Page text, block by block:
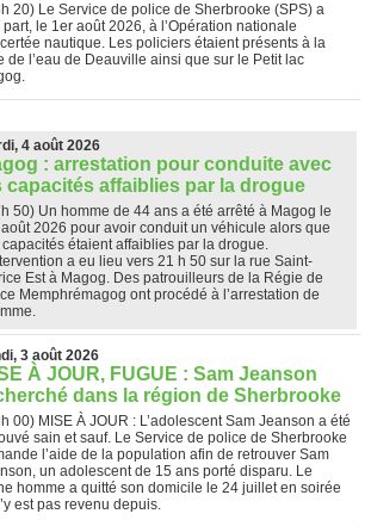
20) Le Service de police de Sherbrooke (SPS) a
part, le 1er août 2026, à l’Opération nationale
nautique. Les policiers étaient présents à la
de l’eau de Deauville ainsi que sur le Petit lac
4 août 2026
: arrestation pour conduite avec
capacités affaiblies par la drogue
50) Un homme de 44 ans a été arrêté à Magog le
2026 pour avoir conduit un véhicule alors que
capacités étaient affaiblies par la drogue.
a eu lieu vers 21 h 50 sur la rue Saint-
Est à Magog. Des patrouilleurs de la Régie de
Memphrémagog ont procédé à l’arrestation de
3 août 2026
À JOUR, FUGUE : Sam Jeanson
dans la région de Sherbrooke
00) MISE À JOUR : L’adolescent Sam Jeanson a été
sain et sauf. Le Service de police de Sherbrooke
l’aide de la population afin de retrouver Sam
un adolescent de 15 ans porté disparu. Le
homme a quitté son domicile le 24 juillet en soirée
est pas revenu depuis.